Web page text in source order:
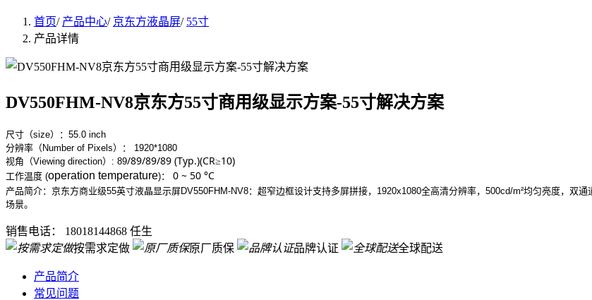
首页/ 产品中心/ 京东方液晶屏/ 55寸
产品详情
DV550FHM-NV8京东方55寸商用级显示方案-55寸解决方案
尺寸（size）：55.0 inch
分辨率（Number of Pixels）： 1920*1080
视角（Viewing direction）: 89/89/89/89 (Typ.)(CR≥10)
工作温度 (operation temperature)： 0 ~ 50 °C
产品简介：京东方商业级55英寸液晶显示屏DV550FHM-NV8：超窄边框设计支持多屏拼接，1920x1080全高清分辨率，500cd/m²均匀亮度，
场景。
销售电话： 18018144868 任生
按需求定做
原厂质保 品牌认证 全球配送
产品简介
常见问题